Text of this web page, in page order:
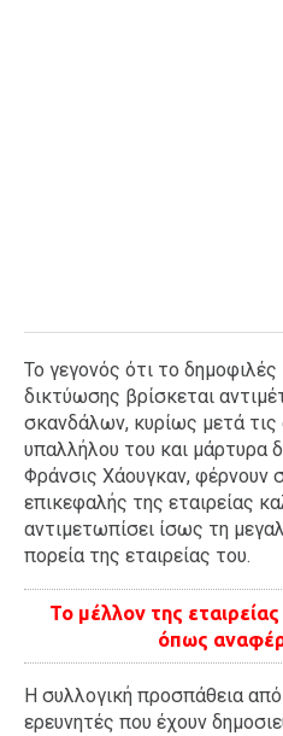
Το γεγονός ότι το
δικτύωσης βρίσκεται
σκανδάλων, κυρίως μετά
υπαλλήλου του και μάρτυρα
Φράνσις Χάουγκαν, φέρνουν
επικεφαλής της εταιρείας
αντιμετωπίσει ίσως τη
πορεία της εταιρείας του.
Το μέλλον της
όπως
Η συλλογική προσπάθεια
ερευνητές που έχουν